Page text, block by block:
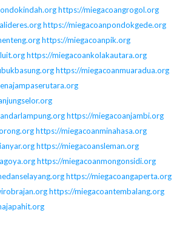
https://miegacoangrogol.org
https://miegacoanpondokgede.org
https://miegacoanpik.org
https://miegacoankolakautara.org
https://miegacoanmuaradua.org
https://miegacoanjambi.org
https://miegacoanminahasa.org
https://miegacoansleman.org
https://miegacoanmongonsidi.org
https://miegacoangaperta.org
https://miegacoantembalang.org